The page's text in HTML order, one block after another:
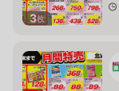
3枚